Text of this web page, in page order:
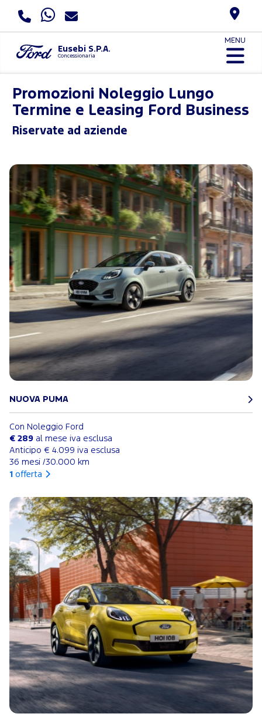
Eusebi S.P.A.
Concessionaria
MENU
Promozioni Noleggio Lungo
Termine e Leasing Ford Business
Riservate ad aziende
NUOVA PUMA
Con Noleggio Ford
€ 289 al mese iva esclusa
Anticipo € 4.099 iva esclusa
36 mesi /30.000 km
1 offerta